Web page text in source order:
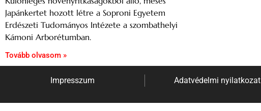
Japánkertet hozott létre a Soproni Egyetem
Erdészeti Tudományos Intézete a szombathelyi
Kámoni Arborétumban.
Tovább olvasom »
Impresszum Adatvédelmi nyilatkozat